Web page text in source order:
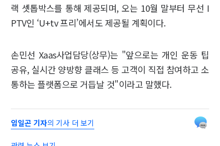
랙 셋톱박스를 통해 제공되며, 오는 10월 말부터 무선 I
PTV인 ‘U+tv 프리’에서도 제공될 계획이다.
손민선 Xaas사업담당(상무)는 "앞으로는 개인 운동 팁
공유, 실시간 양방향 클래스 등 고객이 직접 참여하고 소
통하는 플랫폼으로 거듭날 것"이라고 말했다.
임일곤 기자의 기사 더 보기